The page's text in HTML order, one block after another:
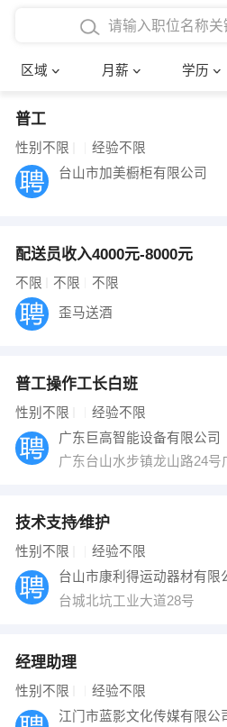
区域 月薪 学历
4000-5000元
8000-12000元
12000-20000元
博士
文员
财务会计
网络IT
快递员
水电/机修
编辑
保洁
跟单
其他职位
确定
普工
性别不限 经验不限
台山市加美橱柜有限公司
配送员收入4000元-8000元
不限 不限 不限
歪马送酒
普工操作工长白班
性别不限 经验不限
广东巨高智能设备有限公司
广东台山水步镇龙山路24
技术支持∕维护
性别不限 经验不限
台山市康利得运动器材有限
台城北坑工业大道28号
经理助理
性别不限 经验不限
江门市蓝影文化传媒有限公